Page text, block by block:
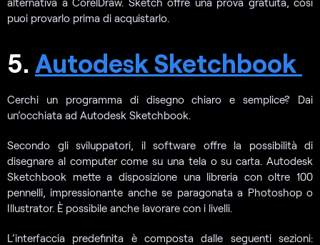
puoi provarlo prima di acquistarlo.
5. Autodesk Sketchbook
Cerchi un programma di disegno chiaro e semplice? Dai
un’occhiata ad Autodesk Sketchbook.
Secondo gli sviluppatori, il software offre la possibilità di
disegnare al computer come su una tela o su carta. Autodesk
Sketchbook mette a disposizione una libreria con oltre 100
pennelli, impressionante anche se paragonata a Photoshop o
Illustrator. È possibile anche lavorare con i livelli.
L’interfaccia predefinita è composta dalle seguenti sezioni: